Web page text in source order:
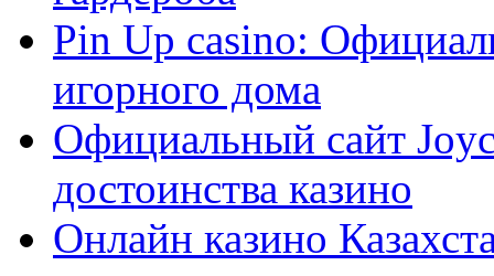
Pin Up casino:
игорного дома
Официальный сайт
достоинства казино
Онлайн казино